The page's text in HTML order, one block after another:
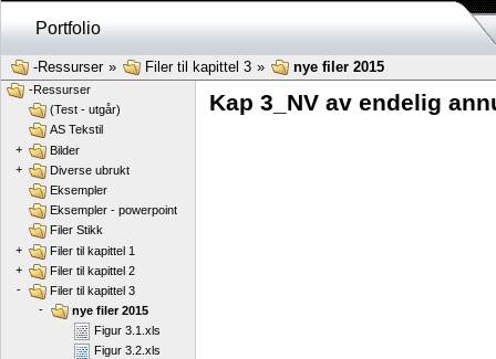
Portfolio
-Ressurser» Filer til kapittel 3 » nye filer 2015
Kap 3_NV av endelig
-Ressurser
(Test - utgår)
AS Tekstil
+
Bilder
+
Diverse ubrukt
Eksempler
Eksempler - powerpoint
Filer Stikk
+
Filer til kapittel 1
+
Filer til kapittel 2
-
Filer til kapittel 3
-
nye filer 2015
Figur 3.1.xls
Figur 3.2.xls